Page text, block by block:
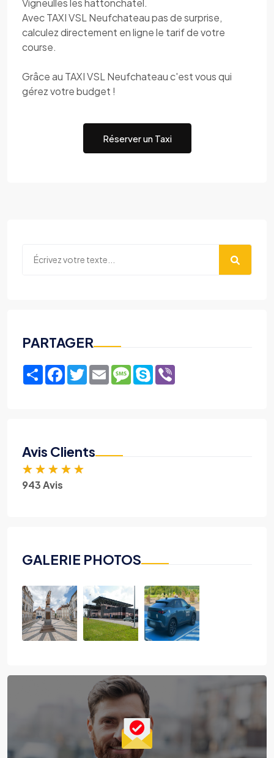
Vigneulles les hattonchatel.
Avec TAXI VSL Neufchateau pas de surprise,
calculez directement en ligne le tarif de votre
course.
Grâce au TAXI VSL Neufchateau c'est vous qui
gérez votre budget !
Réserver un Taxi
PARTAGER
ShareFacebook
TwitterEmailMessage
Skype
Avis Clients
★ ★ ★ ★ ★
943 Avis
GALERIE PHOTOS